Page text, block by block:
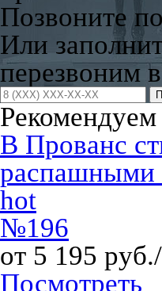
Позвоните
Или
перезвоним
В Прованс
hot
№196
от 5 195
Посмотреть